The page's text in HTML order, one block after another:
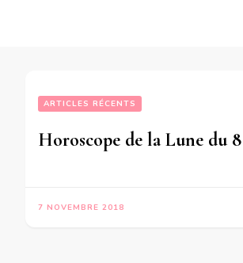
ARTICLES RÉCENTS
7 NOVEMBRE 2018